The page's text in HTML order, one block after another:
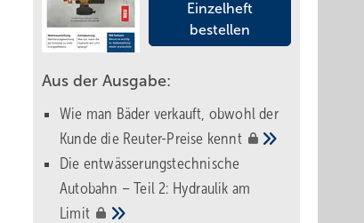
Einzelheft
bestellen
Aus der Ausgabe:
Wie man Bäder verkauft, obwohl der
Kunde die Reuter-Preise kennt
Die entwässerungstechnische
Autobahn – Teil 2: Hydraulik am
Limit